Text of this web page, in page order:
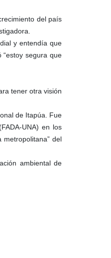
del país
y entendía que
segura que
tener otra visión
de Itapúa. Fue
UNA) en los
del
ambiental de